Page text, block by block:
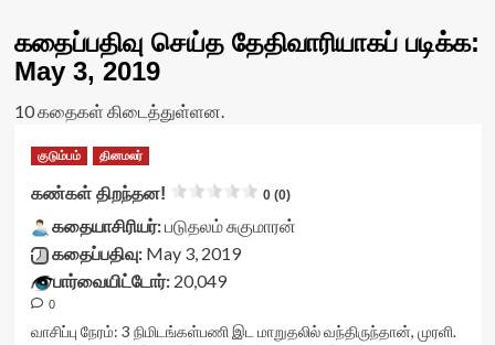
கதைப்பதிவு செய்த தேதிவாரியாகப் படிக்க:
May 3, 2019
10 கதைகள் கிடைத்துள்ளன.
குடும்பம் தினமலர்
கண்கள் திறந்தன! 0 (0)
கதையாசிரியர்:படுதலம் சுகுமாரன்
கதைப்பதிவு:May 3, 2019
பார்வையிட்டோர்:20,049
0
வாசிப்பு நேரம்: 3 நிமிடங்கள்பணி இட மாறுதலில் வந்திருந்தான், முரளி.